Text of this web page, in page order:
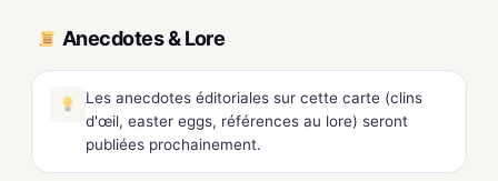
Anecdotes & Lore
Les anecdotes éditoriales sur cette carte (clins
d'œil, easter eggs, références au lore) seront
publiées prochainement.